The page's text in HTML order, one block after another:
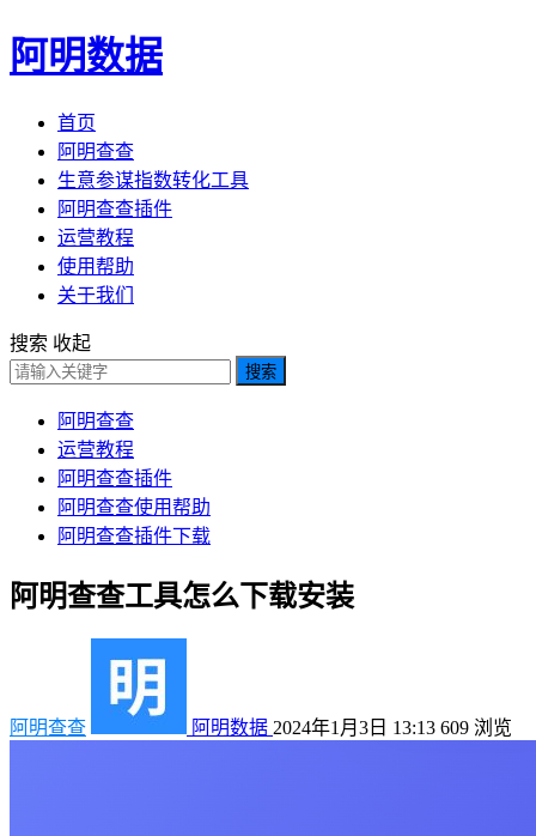
阿明数据
首页
阿明查查
生意参谋指数转化工具
阿明查查插件
运营教程
使用帮助
关于我们
搜索 收起
搜索
阿明查查
运营教程
阿明查查插件
阿明查查使用帮助
阿明查查插件下载
阿明查查工具怎么下载安装
阿明查查 阿明数据 2024年1月3日 13:13 609 浏览